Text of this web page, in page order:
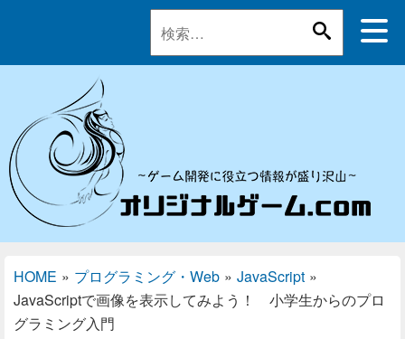
HOME » プログラミング・Web » JavaScript »
JavaScriptで画像を表示してみよう！ 小学生からのプロ
グラミング入門